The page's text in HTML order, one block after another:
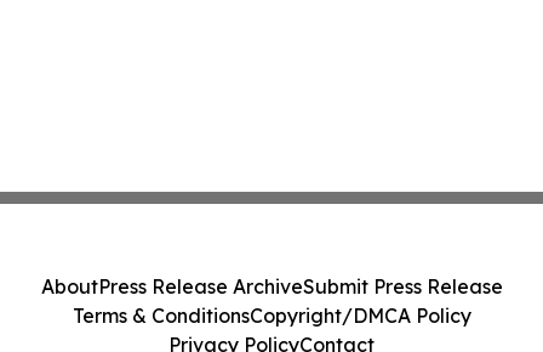
AboutPress Release ArchiveSubmit Press Release
Terms & ConditionsCopyright/DMCA Policy
Privacy PolicyContact